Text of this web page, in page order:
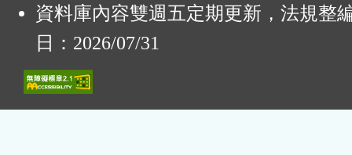
資料庫內容雙週五定期更新，法規整
日：2026/07/31